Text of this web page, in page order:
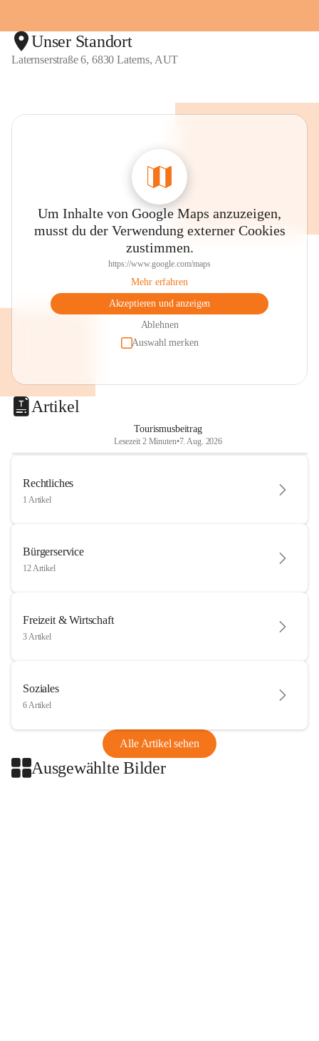
Unser Standort
Laternserstraße 6, 6830 Laterns, AUT
Um Inhalte von Google Maps anzuzeigen,
musst du der Verwendung externer Cookies
zustimmen.
https://www.google.com/maps
Mehr erfahren
Akzeptieren und anzeigen
Ablehnen
Auswahl merken
Artikel
Tourismusbeitrag
Lesezeit 2 Minuten•7. Aug. 2026
Rechtliches
1 Artikel
Bürgerservice
12 Artikel
Freizeit & Wirtschaft
3 Artikel
Soziales
6 Artikel
Alle Artikel sehen
Ausgewählte Bilder